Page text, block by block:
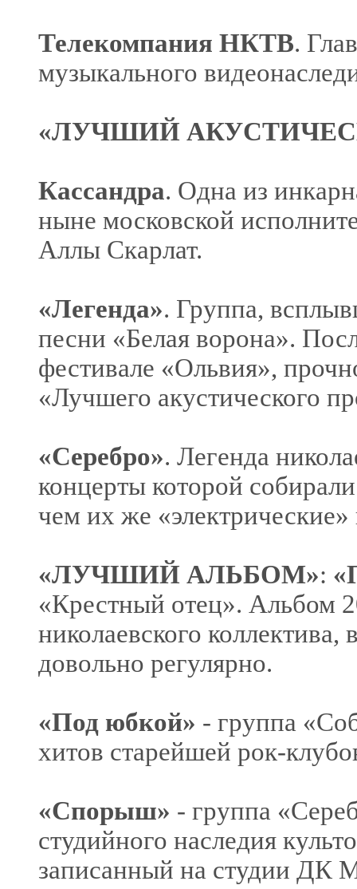
Телекомпания НКТВ.
музыкального
«ЛУЧШИЙ
Кассандра. Одна из
ныне московской
Аллы Скарлат.
«Легенда». Группа,
песни «Белая ворона».
фестивале «Ольвия»,
«Лучшего акустического
«Серебро». Легенда
концерты которой
чем их же
«ЛУЧШИЙ АЛЬБОМ»:
«Крестный отец». Альбом
николаевского
довольно регулярно.
«Под юбкой» - группа
хитов старейшей рок-
«Спорыш» - группа
студийного наследия
записанный на студии ДК